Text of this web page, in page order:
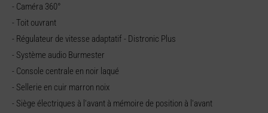
- Caméra 360°
- Toit ouvrant
- Régulateur de vitesse adaptatif - Distronic Plus
- Système audio Burmester
- Console centrale en noir laqué
- Sellerie en cuir marron noix
- Siège électriques à l'avant à mémoire de position à l'avant